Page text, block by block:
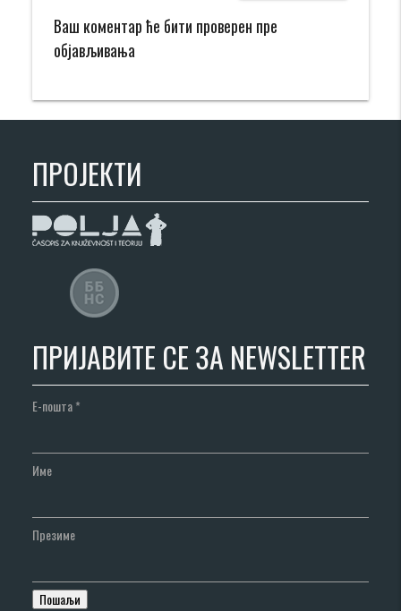
Ваш коментар ће бити проверен пре
објављивања
ПРОЈЕКТИ
ПРИЈАВИТЕ СЕ ЗА NEWSLETTER
Е-пошта*
Име
Презиме